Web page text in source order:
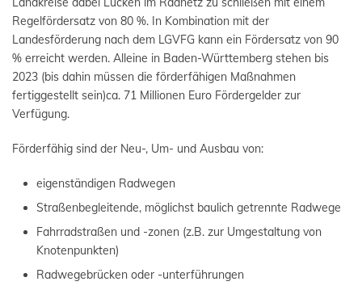
Regelfördersatz von 80 %. In Kombination mit der
Landesförderung nach dem LGVFG kann ein Fördersatz von 90
% erreicht werden. Alleine in Baden-Württemberg stehen bis
2023 (bis dahin müssen die förderfähigen Maßnahmen
fertiggestellt sein)ca. 71 Millionen Euro Fördergelder zur
Verfügung.
Förderfähig sind der Neu-, Um- und Ausbau von:
eigenständigen Radwegen
Straßenbegleitende, möglichst baulich getrennte Radwege
Fahrradstraßen und -zonen (z.B. zur Umgestaltung von
Knotenpunkten)
Radwegebrücken oder -unterführungen